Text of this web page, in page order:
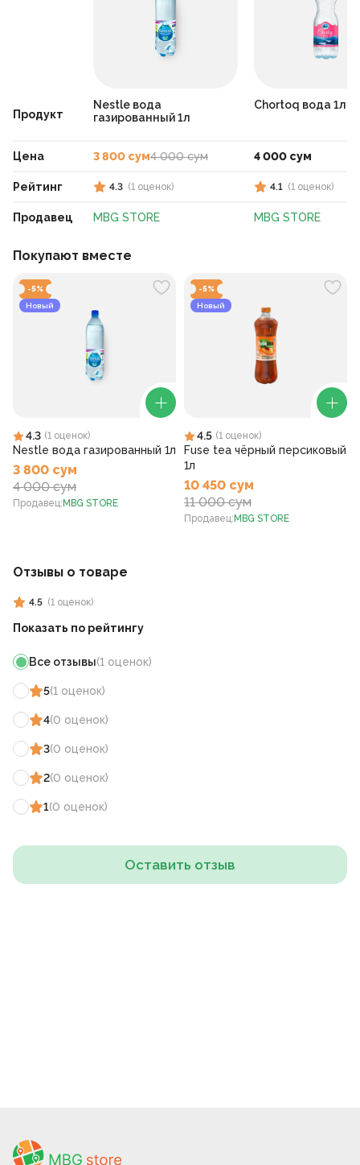
Продукт
Цена
Рейтинг
Продавец
Nestle вода
газированный 1л
3 800 сум4 000 сум
4.3 (1 оценок)
MBG STORE
Chortoq вода 1л
4 000 сум
4.1 (1 оценок)
MBG STORE
Покупают вместе
-5%
Новый
4.3 (1 оценок)
Nestle вода газированный 1л
3 800 сум
4 000 сум
Продавец: MBG STORE
-5%
Новый
4.5 (1 оценок)
Fuse tea чёрный персиковый
1л
10 450 сум
11 000 сум
Продавец: MBG STORE
Отзывы о товаре
4.5 (1 оценок)
Показать по рейтингу
Все отзывы(1 оценок)
5(1 оценок)
4(0 оценок)
3(0 оценок)
2(0 оценок)
1(0 оценок)
Оставить отзыв